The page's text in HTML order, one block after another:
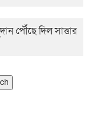
পৌঁছে দিল সাত্তার